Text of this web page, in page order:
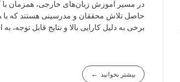
در مسیر آموزش زبان‌های خارجی، همزمان با
حاصل تلاش محققان و مدرسینی هستند که با
برخی به دلیل کارایی بالا و نتایج قابل توجه،
بیشتر بخوانید